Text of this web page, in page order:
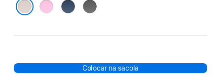
Quartzo-Azul-
Cinza-
Colocar na sacola